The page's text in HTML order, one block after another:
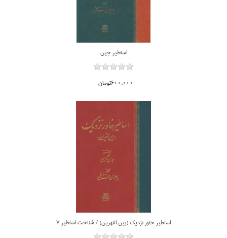
اساطير چين
600,000تومان
اساطير خاور نزديك (بين النهرين) / شناخت اساطير 7